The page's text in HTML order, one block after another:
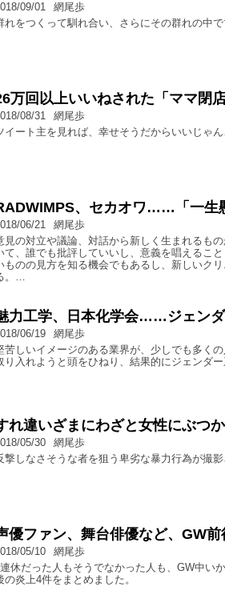
09/01
網尾歩
れをつくって馴れ合い、さらにその群れの中で
万回以上いいねされた「ママ閉
08/31
網尾歩
イート主を見れば、幸せそうだからいいじゃ
、セカオワ……「一生
06/21
網尾歩
見の対立や議論、対話から新しく生まれるも
て、誰でも批評していいし、意義を唱えるこ
ものの見方を知る機会でもあるし、新しいク
。…
力工学、日本化学会……ジェン
06/19
網尾歩
苦しいイメージのある業界が、少しでも多く
り入れようと頭をひねり、結果的にジェンダ
れ違いざまにわざと女性にぶつ
05/30
網尾歩
撃しなさそうな者を狙う卑劣な暴力行為が撮影
優ファン、舞台俳優など、GW
05/10
網尾歩
休だった人もそうでなかった人も、GW中い
の炎上4件をまとめました。